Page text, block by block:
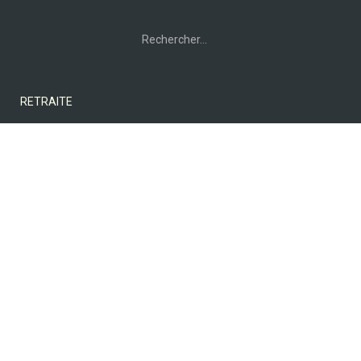
Rechercher :
RETRAITE